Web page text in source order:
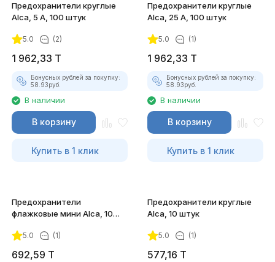
Предохранители круглые
Alca, 5 А, 100 штук
5.0 (2)
1 962,33 T
Бонусных рублей за покупку:
58.93руб.
В наличии
В корзину
Купить в 1 клик
Предохранители круглые
Alca, 25 А, 100 штук
5.0 (1)
1 962,33 T
Бонусных рублей за покупку:
58.93руб.
В наличии
В корзину
Купить в 1 клик
Предохранители
флажковые мини Alca, 10
5.0 (1)
692,59 T
Предохранители круглые
Alca, 10 штук
5.0 (1)
577,16 T